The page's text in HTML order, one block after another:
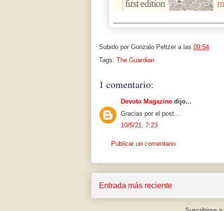
Subido por Gonzalo Peltzer a las 09:54
Tags: The Guardian
1 comentario:
Devoto Magazine dijo...
Gracias por el post...
10/5/21, 7:23
Publicar un comentario
Entrada más reciente